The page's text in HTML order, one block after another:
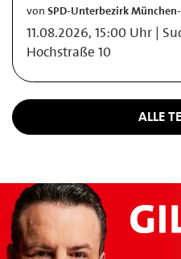
von SPD-Unterbezirk
11.08.2026, 15:00 Uhr |
Hochstraße 10
ALLE